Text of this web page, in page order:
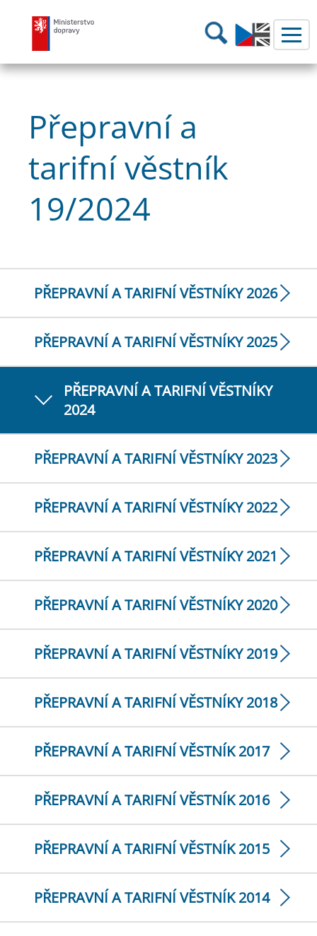
Ministerstvo dopravy Hledání
Přepravní a
tarifní věstník
19/2024
PŘEPRAVNÍ A TARIFNÍ VĚSTNÍKY 2026
PŘEPRAVNÍ A TARIFNÍ VĚSTNÍKY 2025
PŘEPRAVNÍ A TARIFNÍ VĚSTNÍKY
2024
PŘEPRAVNÍ A TARIFNÍ VĚSTNÍKY 2023
PŘEPRAVNÍ A TARIFNÍ VĚSTNÍKY 2022
PŘEPRAVNÍ A TARIFNÍ VĚSTNÍKY 2021
PŘEPRAVNÍ A TARIFNÍ VĚSTNÍKY 2020
PŘEPRAVNÍ A TARIFNÍ VĚSTNÍKY 2019
PŘEPRAVNÍ A TARIFNÍ VĚSTNÍKY 2018
PŘEPRAVNÍ A TARIFNÍ VĚSTNÍK 2017
PŘEPRAVNÍ A TARIFNÍ VĚSTNÍK 2016
PŘEPRAVNÍ A TARIFNÍ VĚSTNÍK 2015
PŘEPRAVNÍ A TARIFNÍ VĚSTNÍK 2014